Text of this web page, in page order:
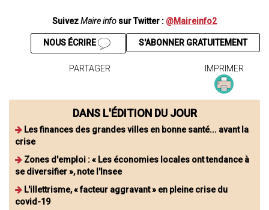
SuivezMaire info sur Twitter : @Maireinfo2
S'ABONNER GRATUITEMENT
NOUS ÉCRIRE
PARTAGER IMPRIMER
DANS L'ÉDITION DU JOUR
Les finances des grandes villes en bonne santé... avant la
crise
Zones d'emploi : « Les économies locales ont tendance à
se diversifier », note l'Insee
L'illettrisme, « facteur aggravant » en pleine crise du
covid-19